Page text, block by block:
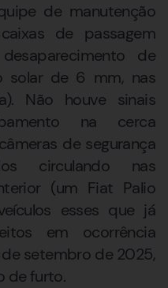
de manutenção
de passagem
de
solar de 6 mm, nas
Não houve sinais
na cerca
de segurança
circulando nas
(um Fiat Palio
esses que já
em ocorrência
setembro de 2025,
de furto.